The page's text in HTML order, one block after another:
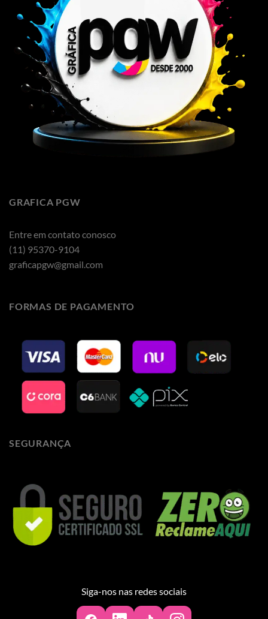
GRAFICA PGW
Entre em contato conosco
(11) 95370-9104
graficapgw@gmail.com
FORMAS DE PAGAMENTO
SEGURANÇA
Siga-nos nas redes sociais